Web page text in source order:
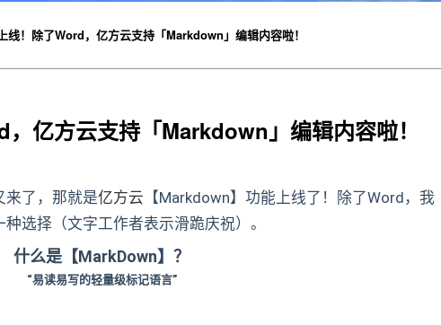
线！除了Word，亿方云支持「Markdown」编辑内容啦！
亿方云支持「Markdown」编辑内容啦！
来了，那就是亿方云 【Markdown】功能上线了！除了Word，我
选择（文字工作者表示滑跪庆祝）。
什么是【MarkDown】？
“易读易写的轻量级标记语言”